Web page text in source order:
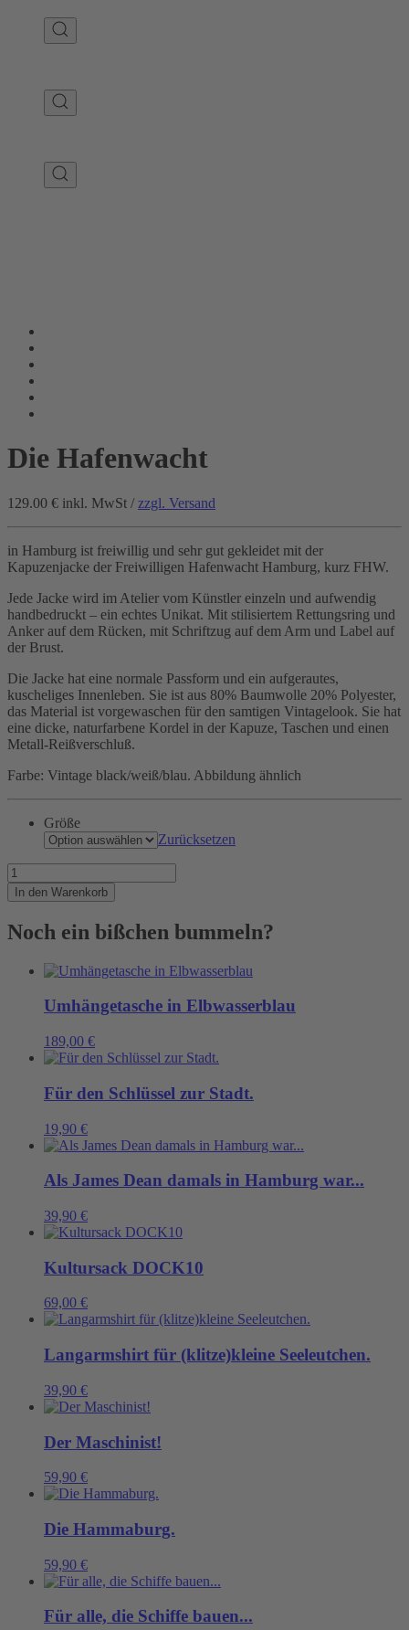
Die Hafenwacht
129.00 € inkl. MwSt / zzgl. Versand
in Hamburg ist freiwillig und sehr gut gekleidet mit der
Kapuzenjacke der Freiwilligen Hafenwacht Hamburg, kurz FHW.
Jede Jacke wird im Atelier vom Künstler einzeln und aufwendig
handbedruckt – ein echtes Unikat. Mit stilisiertem Rettungsring und
Anker auf dem Rücken, mit Schriftzug auf dem Arm und Label auf
der Brust.
Die Jacke hat eine normale Passform und ein aufgerautes,
kuscheliges Innenleben. Sie ist aus 80% Baumwolle 20% Polyester,
das Material ist vorgewaschen für den samtigen Vintagelook. Sie hat
eine dicke, naturfarbene Kordel in der Kapuze, Taschen und einen
Metall-Reißverschluß.
Farbe: Vintage black/weiß/blau. Abbildung ähnlich
Größe
Zurücksetzen
Die
Hafenwacht
Menge
In den Warenkorb
Noch ein bißchen bummeln?
Umhängetasche in Elbwasserblau
189,00 €
Für den Schlüssel zur Stadt.
19,90 €
Als James Dean damals in Hamburg war...
39,90 €
Kultursack DOCK10
69,00 €
Langarmshirt für (klitze)kleine Seeleutchen.
39,90 €
Der Maschinist!
59,90 €
Die Hammaburg.
59,90 €
Für alle, die Schiffe bauen...